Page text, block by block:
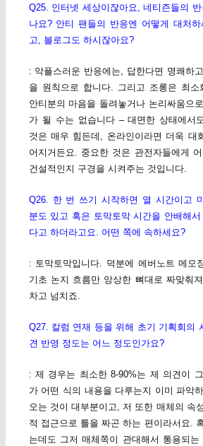
Q25. 인터넷 세상이잖아요, 네티즌들의
나요? 안티 팬들의 반응엔 어떻게 대처하
고, 블로그도 하시잖아요?
: 악플스러운 반응에는, 답한다면 명쾌하
을 원칙으로 합니다. 그리고 조롱은 최소
안티분의 마음을 돌려놓거나 논리싸움으
가 될 수는 없습니다 – 대면한 상태에서
것은 매우 힘든데, 온라인이라면 더욱 대
어지거든요. 중요한 것은 관전자들에게
건설적인지 구경을 시켜주는 것입니다.
Q26. 한 번 쓰기 시작하면 열 시간이고
분도 있고 혹은 토막토막 시간을 안배해
다고 하더라고요. 어떤 쪽에 속하세요?
: 토막토막입니다. 덕분에 에버노트 메모
기초 논지 흐름만 앙상한 뼈대로 짜맞춰
차고 넘치죠.
Q27. 칼럼 연재 등을 위해 초기 기획회의
견 반영 정도는 어느 정도인가요?
: 제 경우는 최소한 8-90%는 제 의견이
가 어떤 식의 내용을 다루는지 이미 파악
오는 것이 대부분이고, 저 또한 매체의 속
적 접근으로 틀을 짜곤 하는 편이라서요.
는데도 그저 매체쪽이 관대해서 통용되